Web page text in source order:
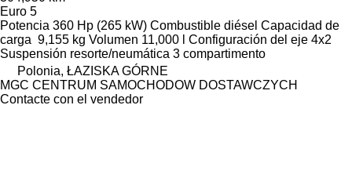
Euro 5
Potencia 360 Hp (265 kW) Combustible diésel Capacidad de
carga 9,155 kg Volumen 11,000 l Configuración del eje 4x2
Suspensión resorte/neumática 3 compartimento
Polonia, ŁAZISKA GÓRNE
MGC CENTRUM SAMOCHODOW DOSTAWCZYCH
Contacte con el vendedor